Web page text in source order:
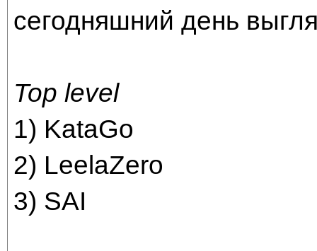
сегодняшний день
Top level
1) KataGo
2) LeelaZero
3) SAI